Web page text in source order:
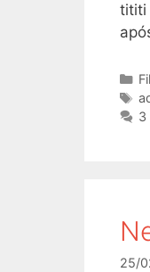
tititi
3
25/